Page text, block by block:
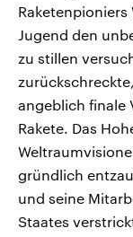
Jugend den
zu stillen
angeblich finale
Rakete. Das
gründlich
und seine
Staates